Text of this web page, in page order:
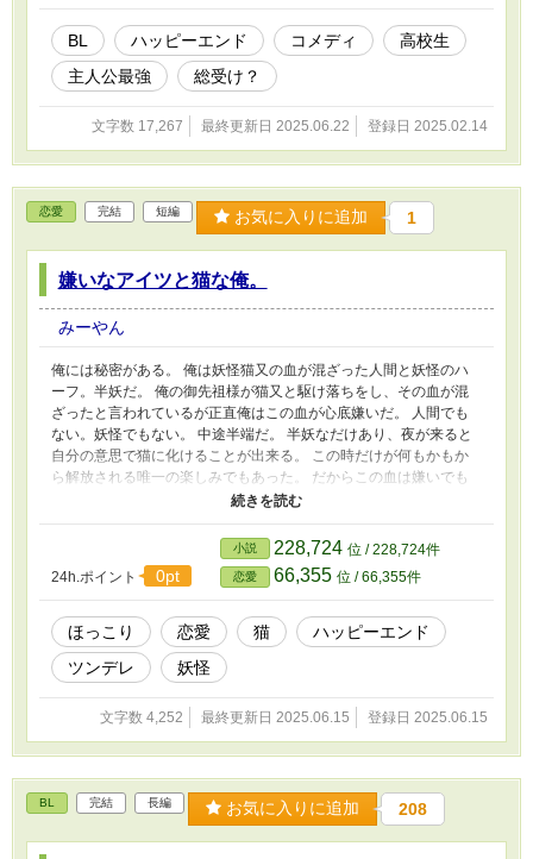
BL ハッピーエンド コメディ
高校生
主人公最強
総受け？
文字数 17,267 最終更新日 2025.06.22 登録日 2025.02.14
恋愛 完結 短編 お気に入りに追加 1
嫌いなアイツと猫な俺。
みーやん
俺には秘密がある。 俺は妖怪猫又の血が混ざった人間と妖怪のハ
ーフ。半妖だ。 俺の御先祖様が猫又と駆け落ちをし、その血が混
ざったと言われているが正直俺はこの血が心底嫌いだ。 人間でも
ない。妖怪でもない。 中途半端だ。 半妖なだけあり、夜が来ると
自分の意思で猫に化けることが出来る。 この時だけが何もかもか
ら解放される唯一の楽しみでもあった。 だからこの血は嫌いでも
憎むことができない。 あの日も俺は夜な夜な猫に化けて街をフラ
ーーーーーーーーーーーーーーーーーーーーーーーーーーー この
物語は嫌いなクラスメイトに猫の姿でたまたま出会ってしまい本当
の彼女を知り心惹かれていくお話です。
24h.ポイント 0pt
小説 228,724 位 / 228,724件
恋愛 66,355 位 / 66,355件
ほっこり 恋愛 猫
ハッピーエンド
ツンデレ
妖怪
文字数 4,252 最終更新日 2025.06.15 登録日 2025.06.15
BL 完結 長編 お気に入りに追加 208